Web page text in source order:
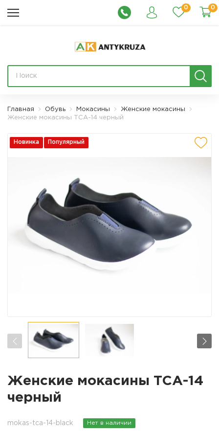
0 0
Главная Обувь Мокасины
Женские мокасины
Женские мокасины ТСА-14 черный
Новинка Популярный
Женские мокасины ТСА-14
черный
mokas-tca-14-black Нет в наличии